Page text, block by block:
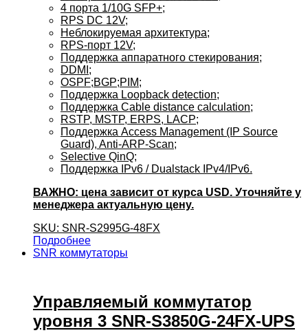
4 порта 1/10G SFP+;
RPS DC 12V;
Неблокируемая архитектура;
RPS-порт 12V;
Поддержка аппаратного стекирования;
DDMI;
OSPF;BGP;PIM;
Поддержка Loopback detection;
Поддержка Cable distance calculation;
RSTP, MSTP, ERPS, LACP;
Поддержка Access Management (IP Source
Guard), Anti-ARP-Scan;
Selective QinQ;
Поддержка IPv6 / Dualstack IPv4/IPv6.
ВАЖНО: цена зависит от курса USD. Уточняйте у
менеджера актуальную цену.
SKU: SNR-S2995G-48FX
Подробнее
SNR коммутаторы
Управляемый коммутатор
уровня 3 SNR-S3850G-24FX-UPS